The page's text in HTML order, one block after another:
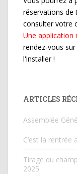
réservations de
consulter votre
Une application
rendez-vous
l'installer !
ARTICLES
Assemblée
C’est la rentrée
Tirage du
2025